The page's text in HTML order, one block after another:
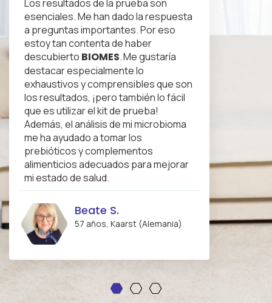
Los resultados de la prueba son
esenciales. Me han dado la respuesta
a preguntas importantes. Por eso
estoy tan contenta de haber
descubierto BIOMES. Me gustaría
destacar especialmente lo
exhaustivos y comprensibles que son
los resultados, ¡pero también lo fácil
que es utilizar el kit de prueba!
Además, el análisis de mi microbioma
me ha ayudado a tomar los
prebióticos y complementos
alimenticios adecuados para mejorar
mi estado de salud.
Beate S.
57 años, Kaarst (Alemania)
3